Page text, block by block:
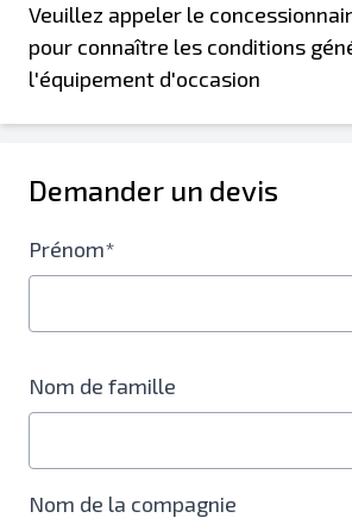
Veuillez appeler le
pour connaître les conditions
l'équipement d'occasion
Demander un devis
Prénom*
Nom de famille
Nom de la compagnie